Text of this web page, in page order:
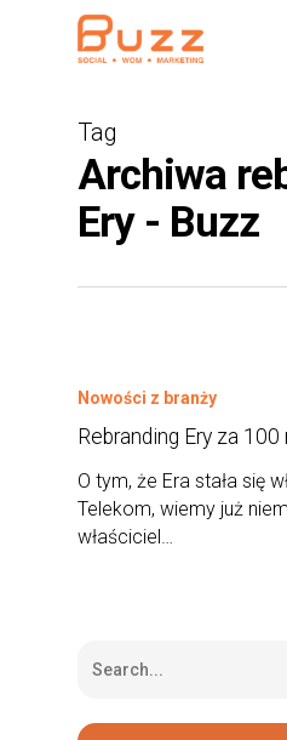
Tag
Archiwa
Ery - Buzz
Nowości z branży
Rebranding Ery za
O tym, że Era stała się
Telekom, wiemy już
właściciel…